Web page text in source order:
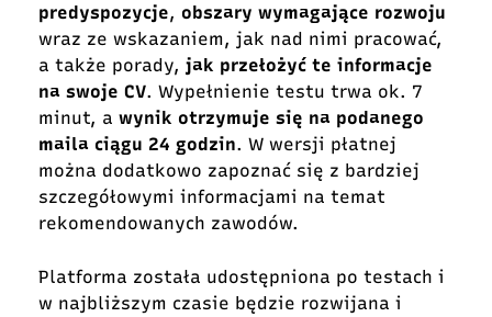
predyspozycje, obszary wymagające rozwoju
wraz ze wskazaniem, jak nad nimi pracować,
a także porady, jak przełożyć te informacje
na swoje CV. Wypełnienie testu trwa ok. 7
minut, a wynik otrzymuje się na podanego
maila ciągu 24 godzin. W wersji płatnej
można dodatkowo zapoznać się z bardziej
szczegółowymi informacjami na temat
rekomendowanych zawodów.
Platforma została udostępniona po testach i
w najbliższym czasie będzie rozwijana i